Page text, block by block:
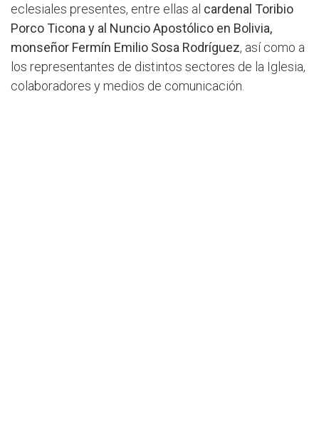
eclesiales presentes, entre ellas al cardenal Toribio
Porco Ticona y al Nuncio Apostólico en Bolivia,
monseñor Fermín Emilio Sosa Rodríguez, así como a
los representantes de distintos sectores de la Iglesia,
colaboradores y medios de comunicación.